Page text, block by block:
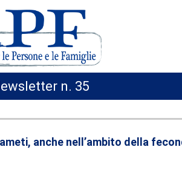
n. 35
anche nell’ambito della